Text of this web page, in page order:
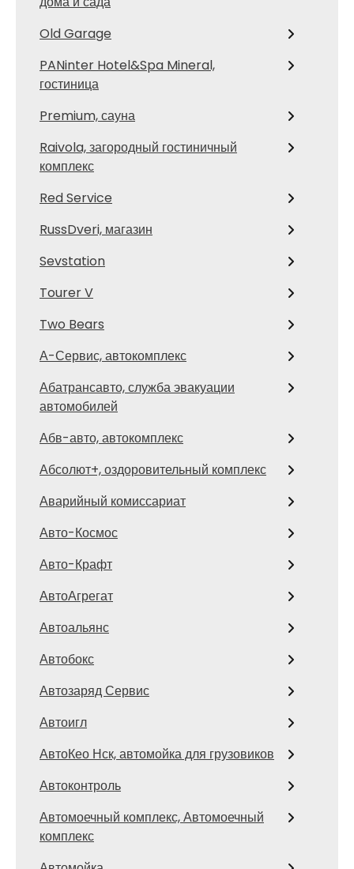
Old Garage
PANinter Hotel&Spa Mineral,
гостиница
Premium, сауна
Raivola, загородный гостиничный
комплекс
Red Service
RussDveri, магазин
Sevstation
Tourer V
Two Bears
А-Сервис, автокомплекс
Абатрансавто, служба эвакуации
автомобилей
Абв-авто, автокомплекс
Абсолют+, оздоровительный комплекс
Аварийный комиссариат
Авто-Космос
Авто-Крафт
АвтоАгрегат
Автоальянс
Автобокс
Автозаряд Сервис
Автоигл
АвтоКео Нск, автомойка для грузовиков
Автоконтроль
Автомоечный комплекс, Автомоечный
комплекс